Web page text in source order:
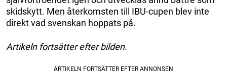
skidskytt. Men återkomsten till IBU-cupen blev inte
direkt vad svenskan hoppats på.
Artikeln fortsätter efter bilden.